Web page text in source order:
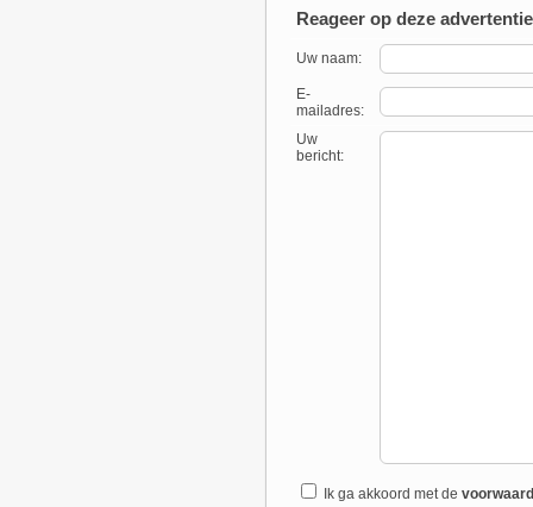
Reageer op deze advertentie
Uw naam:
E-
mailadres:
Uw
bericht:
Ik ga akkoord met de